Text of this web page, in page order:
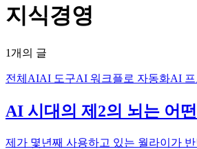
지식경영
1개의 글
전체 AIAI 도구AI 워크플로 자동화AI
AI 시대의 제2의 뇌는 어
제가 몇년째 사용하고 있는 월라이가